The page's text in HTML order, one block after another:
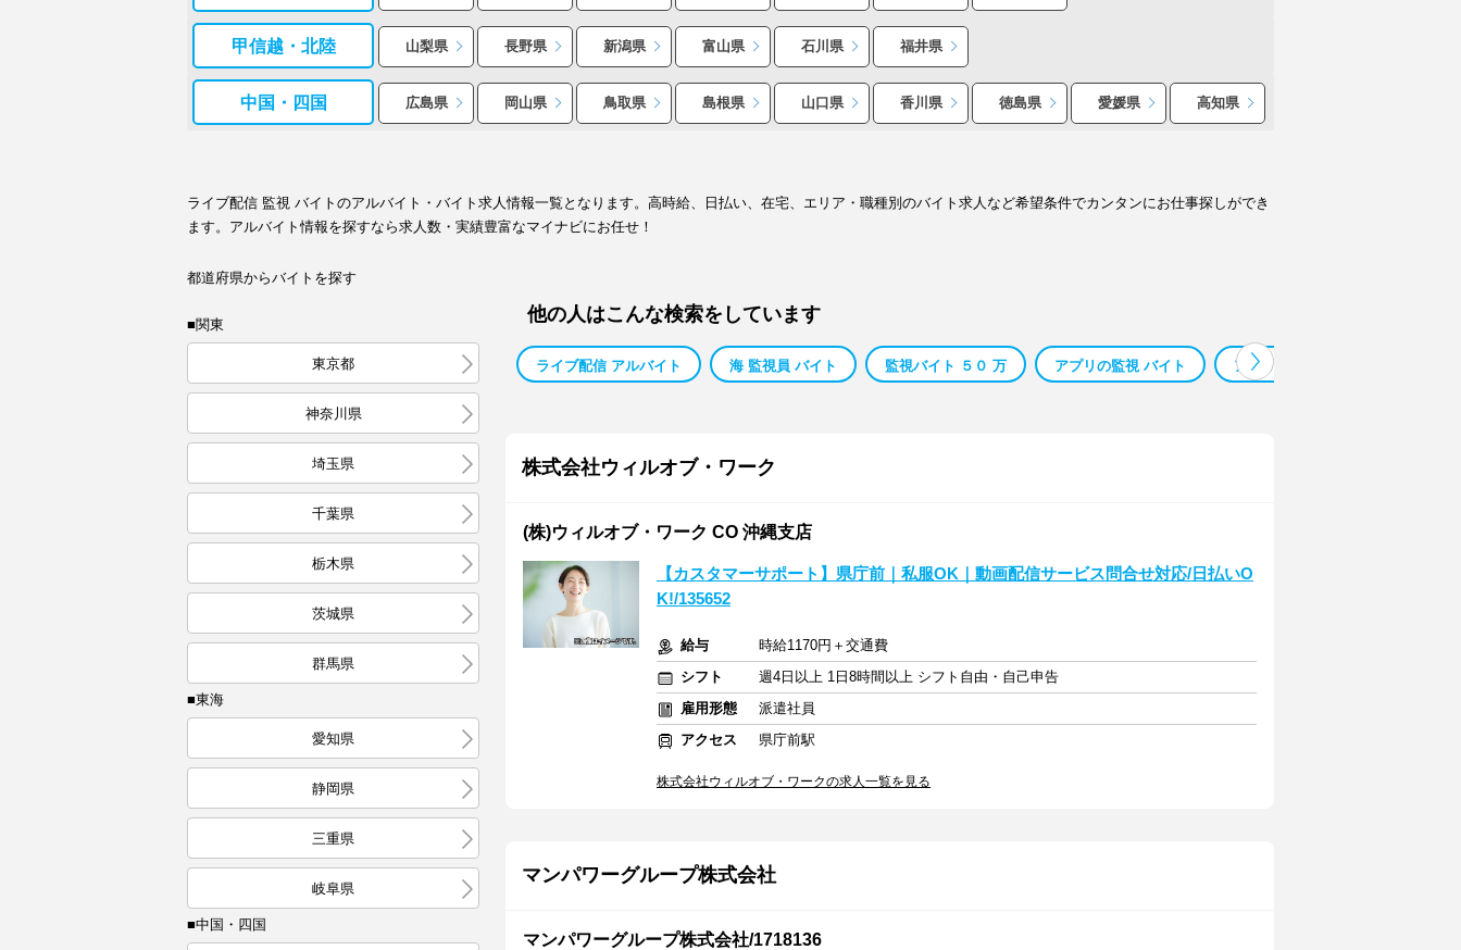
甲信越・北陸 山梨県 長野県 新潟県 富山県 石川県 福井県
中国・四国 広島県 岡山県 鳥取県 島根県 山口県 香川県 徳島県 愛媛県 高知県
ライブ配信 監視 バイトのアルバイト・バイト求人情報一覧となります。高時給、日払い、在宅、エリア・職種別のバイト求人など希望条件でカンタンにお仕事探しができ
ます。アルバイト情報を探すなら求人数・実績豊富なマイナビにお任せ！
都道府県からバイトを探す
■関東
東京都
神奈川県
埼玉県
千葉県
栃木県
茨城県
群馬県
■東海
愛知県
静岡県
三重県
岐阜県
■中国・四国
他の人はこんな検索をしています
ライブ配信 アルバイト 海 監視員 バイト 監視バイト ５０ 万 アプリの監視 バイト アプリ 監視 バイト
株式会社ウィルオブ・ワーク
(株)ウィルオブ・ワーク CO 沖縄支店
【カスタマーサポート】県庁前｜私服OK｜動画配信サービス問合せ対応/日払いO
K!/135652
給与
時給1170円＋交通費
シフト
週4日以上 1日8時間以上 シフト自由・自己申告
雇用形態
派遣社員
アクセス
県庁前駅
株式会社ウィルオブ・ワークの求人一覧を見る
マンパワーグループ株式会社
マンパワーグループ株式会社/1718136